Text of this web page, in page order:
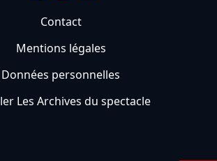
Contact
Mentions légales
Données personnelles
Les Archives du spectacle